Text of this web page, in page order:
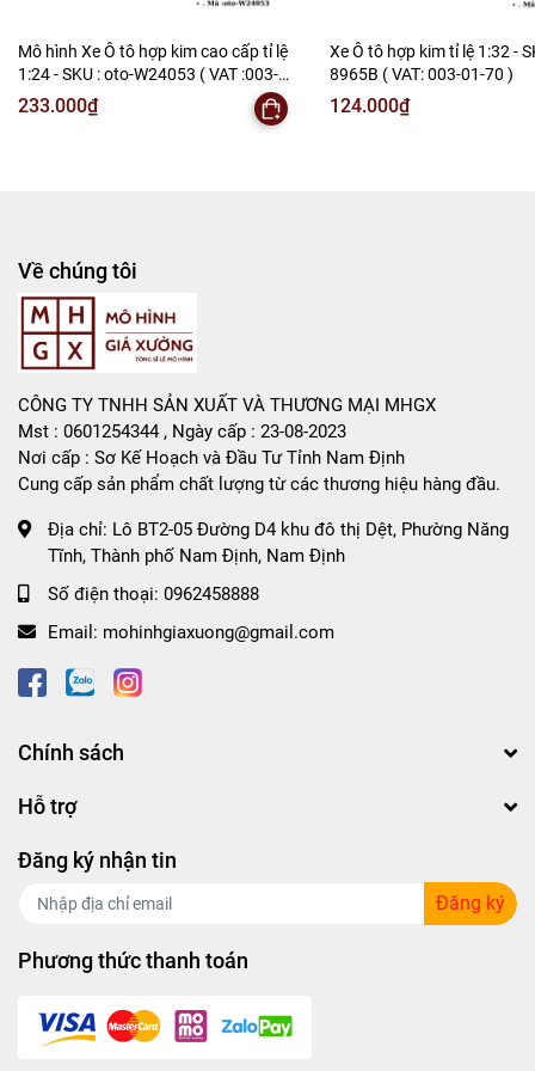
- Mô Hình Giá Xưởng
Tổng kho mô hình
Liên hệ : 096.245.8888 vs 0947.783.771
Mô hình Xe Ô tô hợp kim cao cấp tỉ lệ
1:24 - SKU : oto-W24053 ( VAT :003-
01-150 )
233.000₫
Xe Ô tô hợp kim tỉ lệ 1:32 -
8965B ( VAT: 003-01-70 )
124.000₫
Về chúng tôi
CÔNG TY TNHH SẢN XUẤT VÀ THƯƠNG MẠI MHGX
Mst : 0601254344 , Ngày cấp : 23-08-2023
Nơi cấp : Sơ Kế Hoạch và Đầu Tư Tỉnh Nam Định
Cung cấp sản phẩm chất lượng từ các thương hiệu hàng đầu.
Địa chỉ: Lô BT2-05 Đường D4 khu đô thị Dệt, Phường Năng
Tĩnh, Thành phố Nam Định, Nam Định
Số điện thoại: 0962458888
Email: mohinhgiaxuong@gmail.com
Chính sách
Hỗ trợ
Đăng ký nhận tin
Đăng ký
Phương thức thanh toán